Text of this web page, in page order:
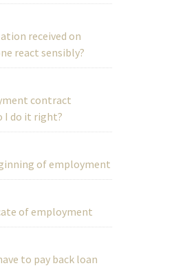
received on
react sensibly?
contract
I do it right?
of employment
of employment
to pay back loan